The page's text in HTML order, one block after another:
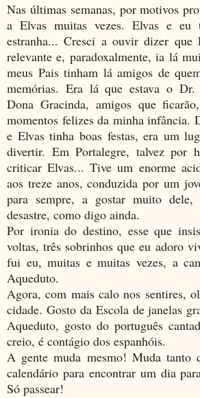
Nas últimas semanas, por motivos
a Elvas muitas vezes. Elvas e eu
estranha... Cresci a ouvir dizer que
relevante e, paradoxalmente, ia lá
meus Pais tinham lá amigos de
memórias. Era lá que estava o
Dona Gracinda, amigos que
momentos felizes da minha infância.
e Elvas tinha boas festas, era um
divertir. Em Portalegre, talvez por
criticar Elvas... Tive um enorme
aos treze anos, conduzida por um
para sempre, a gostar muito
desastre, como digo ainda.
Por ironia do destino, esse que
voltas, três sobrinhos que eu adoro
fui eu, muitas e muitas vezes, a
Aqueduto.
Agora, com mais calo nos sentires,
cidade. Gosto da Escola de janelas
Aqueduto, gosto do português
creio, é contágio dos espanhóis.
A gente muda mesmo! Muda tanto
calendário para encontrar um dia
Só passear!